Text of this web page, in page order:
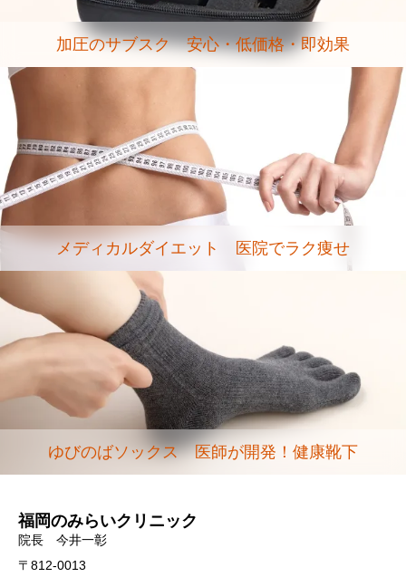
加圧のサブスク 安心・低価格・即効果
メディカルダイエット 医院でラク痩せ
ゆびのばソックス 医師が開発！健康靴下
福岡のみらいクリニック
院長 今井一彰
〒812-0013